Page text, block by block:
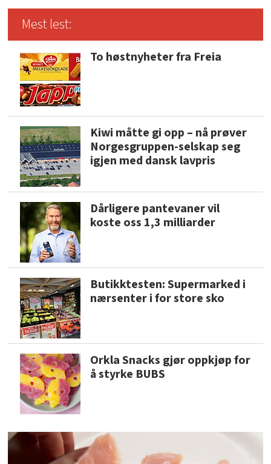
Mest lest:
To høstnyheter fra Freia
Kiwi måtte gi opp – nå prøver
Norgesgruppen-selskap seg
igjen med dansk lavpris
Dårligere pantevaner vil
koste oss 1,3 milliarder
Butikktesten: Supermarked i
nærsenter i for store sko
Orkla Snacks gjør oppkjøp for
å styrke BUBS